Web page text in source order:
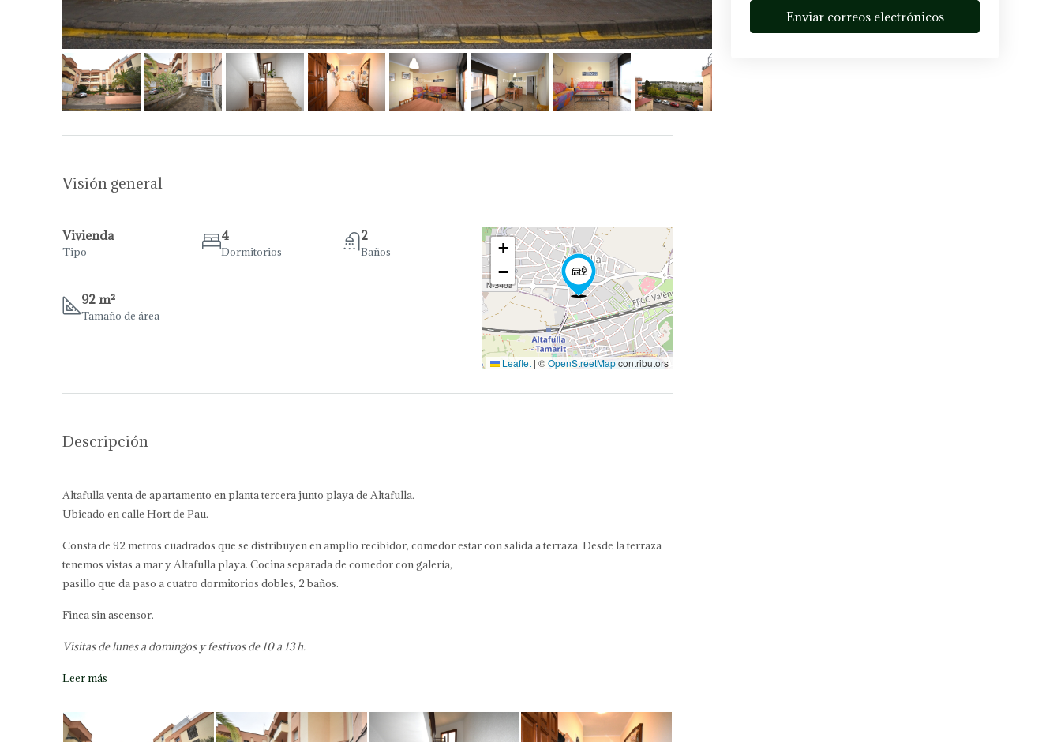
Visión general
Vivienda
Tipo
4
Dormitorios
2
Baños
92 m²
Tamaño de área
+
−
Leaflet | ©OpenStreetMapcontributors
Descripción
Altafulla venta de apartamento en planta tercera junto playa de Altafulla.
Ubicado en calle Hort de Pau.
Consta de 92 metros cuadrados que se distribuyen en amplio recibidor, comedor estar con salida a terraza. Desde la terraza
tenemos vistas a mar y Altafulla playa. Cocina separada de comedor con galería,
pasillo que da paso a cuatro dormitorios dobles, 2 baños.
Finca sin ascensor.
Visitas de lunes a domingos y festivos de 10 a 13 h.
Leer más
Enviar correos electrónicos